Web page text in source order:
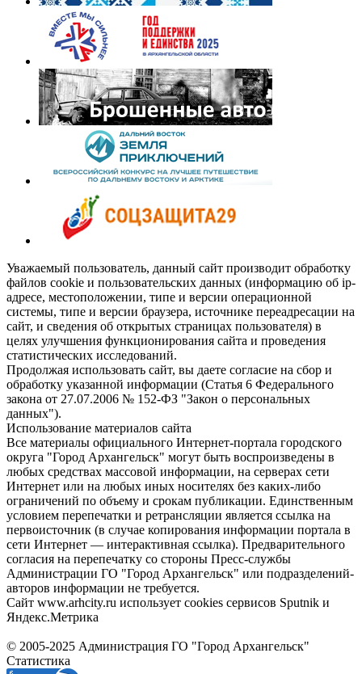
Уважаемый пользователь, данный сайт производит обработку
файлов cookie и пользовательских данных (информацию об ip-
адресе, местоположении, типе и версии операционной
системы, типе и версии браузера, источнике переадресации на
сайт, и сведения об открытых страницах пользователя) в
целях улучшения функционирования сайта и проведения
статистических исследований.
Продолжая использовать сайт, вы даете согласие на сбор и
обработку указанной информации (Статья 6 Федерального
закона от 27.07.2006 № 152-ФЗ "Закон о персональных
данных").
Использование материалов сайта
Все материалы официального Интернет-портала городского
округа "Город Архангельск" могут быть воспроизведены в
любых средствах массовой информации, на серверах сети
Интернет или на любых иных носителях без каких-либо
ограничений по объему и срокам публикации. Единственным
условием перепечатки и ретрансляции является ссылка на
первоисточник (в случае копирования информации портала в
сети Интернет — интерактивная ссылка). Предварительного
согласия на перепечатку со стороны Пресс-службы
Администрации ГО "Город Архангельск" или подразделений-
авторов информации не требуется.
Сайт www.arhcity.ru использует cookies сервисов Sputnik и
Яндекс.Метрика
© 2005-2025 Администрация ГО "Город Архангельск"
Статистика